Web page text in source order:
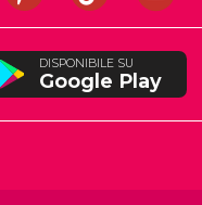
DISPONIBILE SU
Google Play